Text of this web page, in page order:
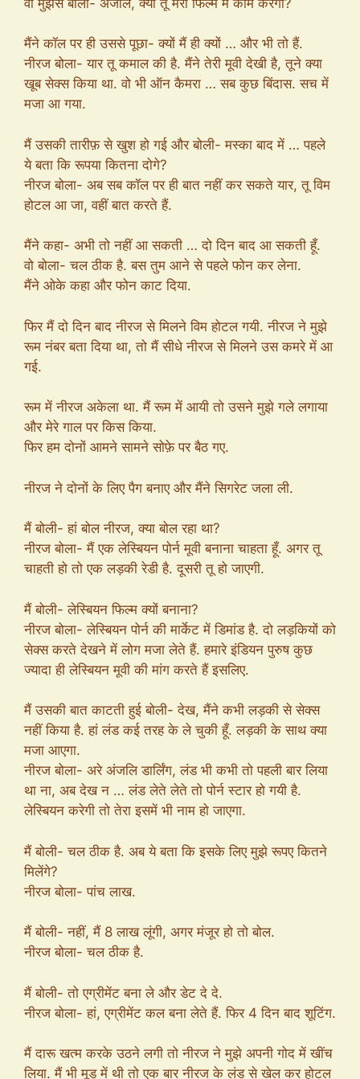
मैंने कॉल पर ही उससे पूछा- क्यों मैं ही क्यों … और भी तो हैं.
नीरज बोला- यार तू कमाल की है. मैंने तेरी मूवी देखी है, तूने क्या
खूब सेक्स किया था. वो भी ऑन कैमरा … सब कुछ बिंदास. सच में
मजा आ गया.
मैं उसकी तारीफ़ से खुश हो गई और बोली- मस्का बाद में … पहले
ये बता कि रूपया कितना दोगे?
नीरज बोला- अब सब कॉल पर ही बात नहीं कर सकते यार, तू विम
होटल आ जा, वहीं बात करते हैं.
मैंने कहा- अभी तो नहीं आ सकती … दो दिन बाद आ सकती हूँ.
वो बोला- चल ठीक है. बस तुम आने से पहले फोन कर लेना.
मैंने ओके कहा और फोन काट दिया.
फिर मैं दो दिन बाद नीरज से मिलने विम होटल गयी. नीरज ने मुझे
रूम नंबर बता दिया था, तो मैं सीधे नीरज से मिलने उस कमरे में आ
गई.
रूम में नीरज अकेला था. मैं रूम में आयी तो उसने मुझे गले लगाया
और मेरे गाल पर किस किया.
फिर हम दोनों आमने सामने सोफ़े पर बैठ गए.
नीरज ने दोनों के लिए पैग बनाए और मैंने सिगरेट जला ली.
मैं बोली- हां बोल नीरज, क्या बोल रहा था?
नीरज बोला- मैं एक लेस्बियन पोर्न मूवी बनाना चाहता हूँ. अगर तू
चाहती हो तो एक लड़की रेडी है. दूसरी तू हो जाएगी.
मैं बोली- लेस्बियन फिल्म क्यों बनाना?
नीरज बोला- लेस्बियन पोर्न की मार्केट में डिमांड है. दो लड़कियों को
सेक्स करते देखने में लोग मजा लेते हैं. हमारे इंडियन पुरुष कुछ
ज्यादा ही लेस्बियन मूवी की मांग करते हैं इसलिए.
मैं उसकी बात काटती हुई बोली- देख, मैंने कभी लड़की से सेक्स
नहीं किया है. हां लंड कई तरह के ले चुकी हूँ. लड़की के साथ क्या
मजा आएगा.
नीरज बोला- अरे अंजलि डार्लिंग, लंड भी कभी तो पहली बार लिया
था ना, अब देख न … लंड लेते लेते तो पोर्न स्टार हो गयी है.
लेस्बियन करेगी तो तेरा इसमें भी नाम हो जाएगा.
मैं बोली- चल ठीक है. अब ये बता कि इसके लिए मुझे रूपए कितने
मिलेंगे?
नीरज बोला- पांच लाख.
मैं बोली- नहीं, मैं 8 लाख लूंगी, अगर मंजूर हो तो बोल.
नीरज बोला- चल ठीक है.
मैं बोली- तो एग्रीमेंट बना ले और डेट दे दे.
नीरज बोला- हां, एग्रीमेंट कल बना लेते हैं. फिर 4 दिन बाद शूटिंग.
मैं दारू खत्म करके उठने लगी तो नीरज ने मुझे अपनी गोद में खींच
लिया. मैं भी मूड में थी तो एक बार नीरज के लंड से खेल कर होटल